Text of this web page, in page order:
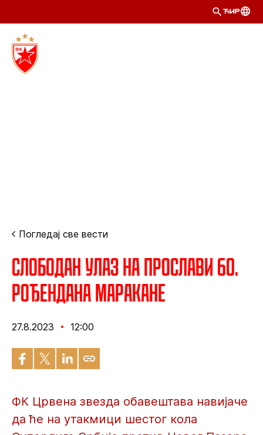
ЋИР
Погледај све вести
Слободан улаз на прослави 60.
рођендана Маракане
27.8.2023 12:00
ФК Црвена звезда обавештава навијаче
да ће на утакмици шестог кола